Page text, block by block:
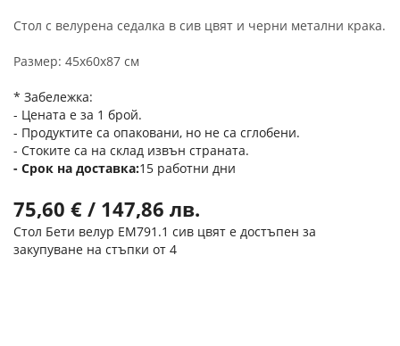
Стол с велурена седалка в сив цвят и черни метални крака.
Размер: 45x60x87 см
* Забележка:
- Цената е за 1 брой.
- Продуктите са опаковани, но не са сглобени.
- Стоките са на склад извън страната.
Срок на доставка 15 работни дни
75,60 € / 147,86 лв.
Стол Бети велур ΕΜ791.1 сив цвят е достъпен за
закупуване на стъпки от 4